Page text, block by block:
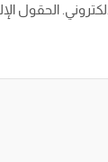
الحقول